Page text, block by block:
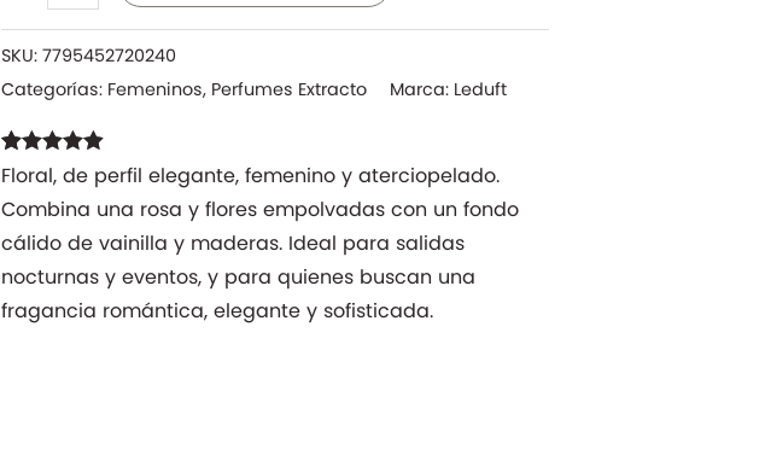
SKU:7795452720240
Categorías: Femeninos, Perfumes Extracto Marca: Leduft
Valorado
con 4.82de
5 en base a
11
de clientes
Floral, de perfil elegante, femenino y aterciopelado.
Combina una rosa y flores empolvadas con un fondo
cálido de vainilla y maderas. Ideal para salidas
nocturnas y eventos, y para quienes buscan una
fragancia romántica, elegante y sofisticada.